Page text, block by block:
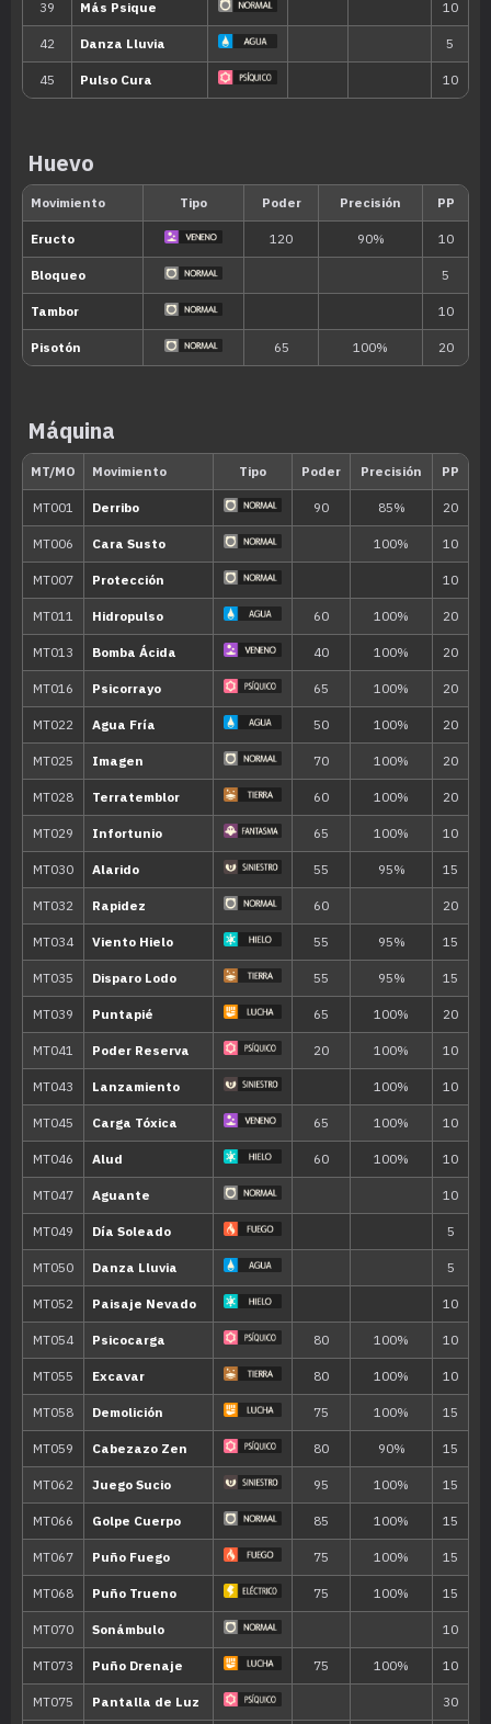
MT098 Intercambio
MT101 Joya de Luz 80
MT104 Defensa Férrea
MT109 Truco
MT110 Hidroariete 85
MT114 Bola Sombra 80
MT123
MT125 Lanzallamas 90
MT128 Amnesia
MT129 Paz Mental
MT130 Refuerzo
MT135 Rayo Hielo 90
MT138 Campo Psíquico
MT140 Maquinación
MT141 Llamarada 110
MT142 Hidrobomba 110
MT143 Ventisca 110
MT149 Terremoto 100
MT152 Gigaimpacto 150
MT158 Onda Certera 120
MT161 Espacio Raro
MT163 Hiperrayo 150
MT171 Teraexplosión 80
MT188 Escaldar 80
MT192 Puño Certero 150
MT193 Meteorobola 50
MT203 Más Psique
MT208 Torbellino 35
MT209 Agua Lodosa 90
MT217 Premonición 120
MT218 Vasta Fuerza 80
Huevo
Máquina